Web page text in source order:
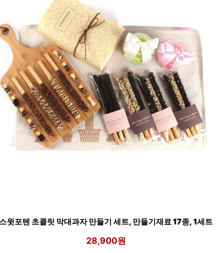
윗포텐 초콜릿 막대과자 만들기 세트, 만들기재료 17종, 1세트
28,900원